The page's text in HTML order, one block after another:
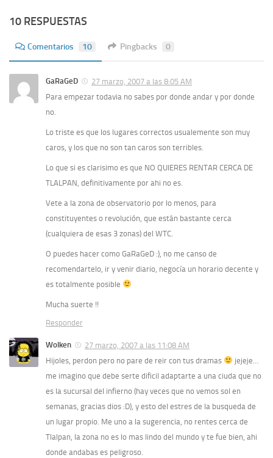
10 RESPUESTAS
Comentarios 10 Pingbacks 0
GaRaGeD
27 marzo, 2007 a las 8:05 AM
Para empezar todavia no sabes por donde andar y por donde
no.
Lo triste es que los lugares correctos usualemente son muy
caros, y los que no son tan caros son terribles.
Lo que si es clarisimo es que NO QUIERES RENTAR CERCA DE
TLALPAN, definitivamente por ahi no es.
Vete a la zona de observatorio por lo menos, para
constituyentes o revolución, que están bastante cerca
(cualquiera de esas 3 zonas) del WTC.
O puedes hacer como GaRaGeD :), no me canso de
recomendartelo, ir y venir diario, negocía un horario decente y
es totalmente posible
Mucha suerte !!
Responder
Wolken
27 marzo, 2007 a las 11:08 AM
Hijoles, perdon pero no pare de reir con tus dramas
jejeje…
me imagino que debe serte dificil adaptarte a una ciuda que no
es la sucursal del infierno (hay veces que no vemos sol en
semanas, gracias dios :D), y esto del estres de la busqueda de
un lugar propio. Me uno a la sugerencia, no rentes cerca de
Tlalpan, la zona no es lo mas lindo del mundo y te fue bien, ahi
donde andabas es peligroso.